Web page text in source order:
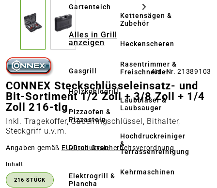
Gartenteich
Alles in Grill
anzeigen
Gasgrill
Holzkohlegrill
Pizzaofen &
Pizzastein
Dutch Oven
Elektrogrill &
Plancha
Kettensägen &
Zubehör
Heckenscheren
Rasentrimmer &
Freischneider
Laubbläser &
Laubsauger
Hochdruckreiniger
&
Terrassenreinigung
Kehrmaschinen
Art.-Nr. 21389103
CONNEX Steckschlüsseleinsatz- und
Bit-Sortiment 1/2 Zoll + 3/8 Zoll + 1/4
Zoll 216-tlg.
Inkl. Tragekoffer, Gabelringschlüssel, Bithalter,
Steckgriff u.v.m.
Angaben gemäß EU‑Produktsicherheitsverordnung
Inhalt
216 STÜCK